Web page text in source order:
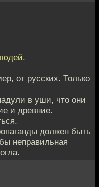
от русских. Только
в уши, что они
и древние.
должен быть
неправильная